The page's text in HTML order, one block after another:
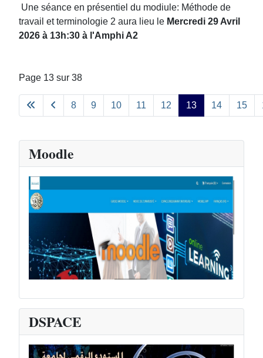
Une séance en présentiel du modiule: Méthode de
travail et terminologie 2 aura lieu le Mercredi 29 Avril
2026 à 13h:30 à l'Amphi A2
Page 13 sur 38
8 9 10 11 12 13 14 15
Moodle
DSPACE